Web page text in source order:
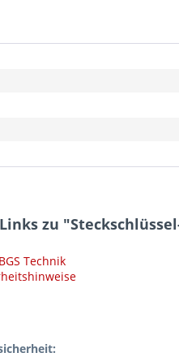
zu
Technik